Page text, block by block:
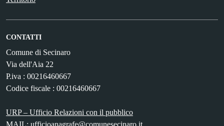
CONTATTI
Comune di Secinaro
Via dell'Aia 22
P.iva : 00216460667
Codice fiscale : 00216460667
URP – Ufficio Relazioni con il pubblico
MAIL: ufficioanagrafe@comunesecinaro.it